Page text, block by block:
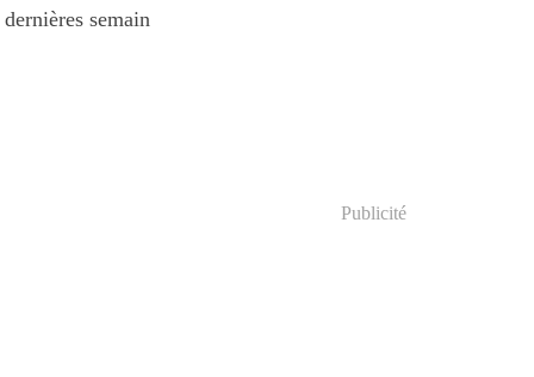
semain
Publicité